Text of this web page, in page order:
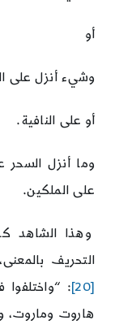
أو
وشيء أنزل على
أو على النافية.
وما أنزل السحر
على الملكين.
وهذا الشاهد
التحريف
[20]
:
هاروت وماروت،